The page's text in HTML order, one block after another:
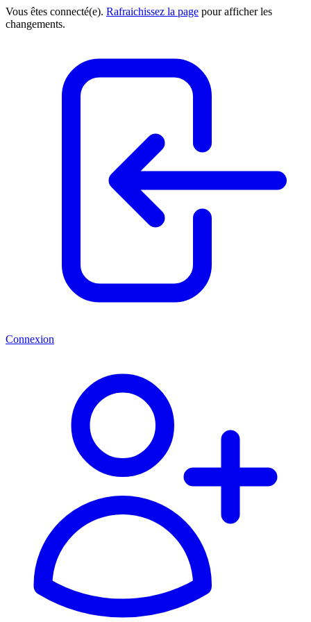
Vous êtes connecté(e). Rafraichissez la page pour afficher les
changements.
Connexion